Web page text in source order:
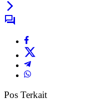
Pos Terkait